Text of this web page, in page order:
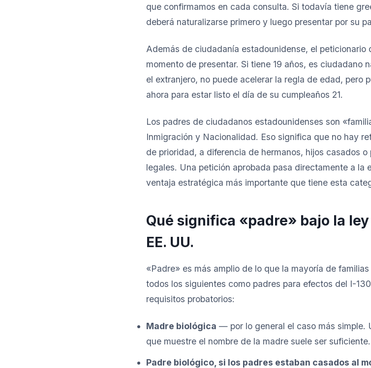
que confirmamos en cada consulta. Si todavía tiene
deberá naturalizarse primero y luego presentar por su
Además de ciudadanía estadounidense, el peticionario
momento de presentar. Si tiene 19 años, es ciudadano
el extranjero, no puede acelerar la regla de edad, pero
ahora para estar listo el día de su cumpleaños 21.
Los padres de ciudadanos estadounidenses son
Inmigración y Nacionalidad. Eso significa que no hay
de prioridad, a diferencia de hermanos, hijos casados
legales. Una petición aprobada pasa directamente a la
ventaja estratégica más importante que tiene esta
Qué significa «padre» bajo la
EE. UU.
«Padre» es más amplio de lo que la mayoría de
todos los siguientes como padres para efectos del I-
requisitos probatorios:
Madre biológica — por lo general el caso más simple.
que muestre el nombre de la madre suele ser suficiente.
Padre biológico, si los padres estaban casados al